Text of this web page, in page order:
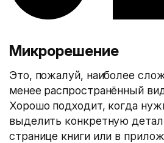
Микрорешение
Это, пожалуй, наиболее
менее распространённый
Хорошо подходит, когда
выделить конкретную
странице книги или в